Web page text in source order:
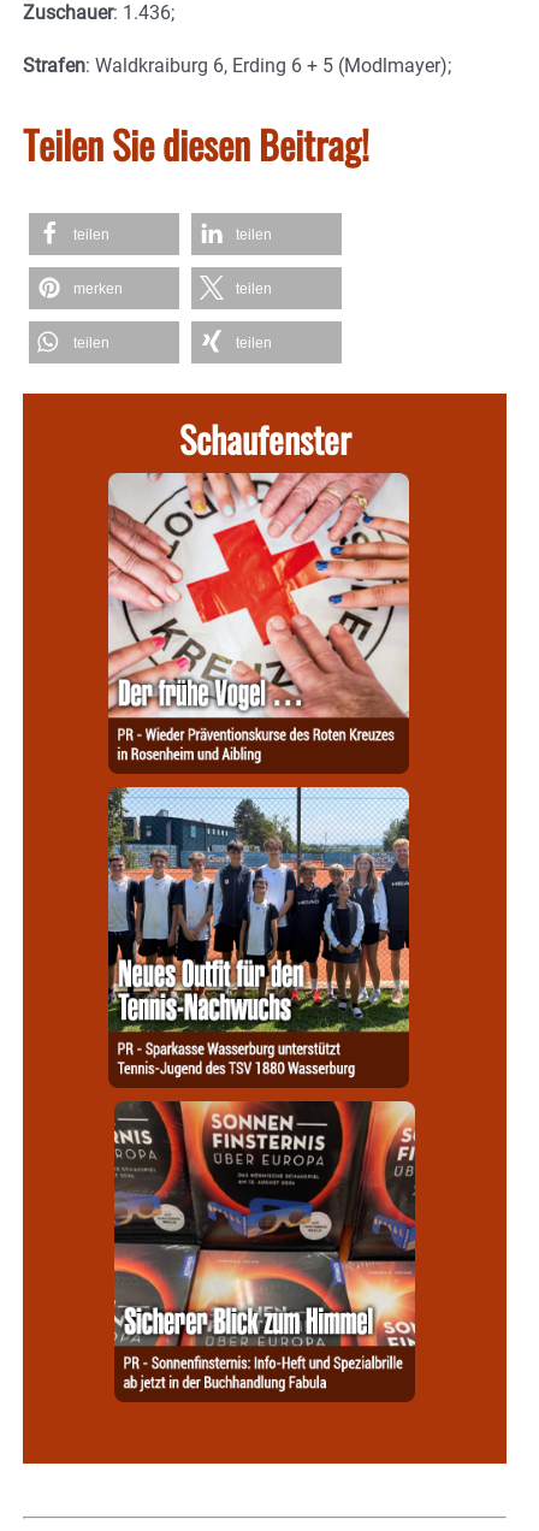
Zuschauer: 1.436;
Strafen: Waldkraiburg 6, Erding 6 + 5 (Modlmayer);
Teilen Sie diesen Beitrag!
teilen teilen
merken teilen
teilen teilen
Schaufenster